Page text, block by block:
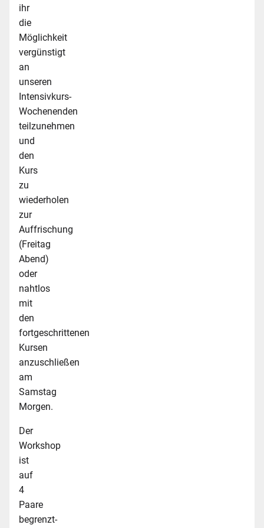
ihr
die
Möglichkeit
vergünstigt
an
unseren
Intensivkurs-
Wochenenden
teilzunehmen
und
den
Kurs
zu
wiederholen
zur
Auffrischung
(Freitag
Abend)
oder
nahtlos
mit
den
fortgeschrittenen
Kursen
anzuschließen
am
Samstag
Morgen.
Der
Workshop
ist
auf
4
Paare
begrenzt-